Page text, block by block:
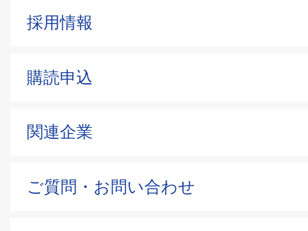
採用情報
購読申込
関連企業
ご質問・お問い合わせ